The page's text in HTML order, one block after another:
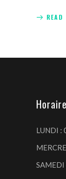
READ
LUNDI :
SAMEDI